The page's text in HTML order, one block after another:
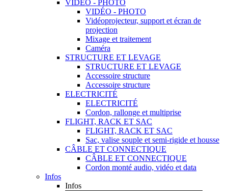
VIDÉO - PHOTO
VIDÉO - PHOTO
Vidéoprojecteur, support et écran de
projection
Mixage et traitement
Caméra
STRUCTURE ET LEVAGE
STRUCTURE ET LEVAGE
Accessoire structure
Accessoire structure
ELECTRICITÉ
ELECTRICITÉ
Cordon, rallonge et multiprise
FLIGHT, RACK ET SAC
FLIGHT, RACK ET SAC
Sac, valise souple et semi-rigide et housse
CÂBLE ET CONNECTIQUE
CÂBLE ET CONNECTIQUE
Cordon monté audio, vidéo et data
Infos
Infos